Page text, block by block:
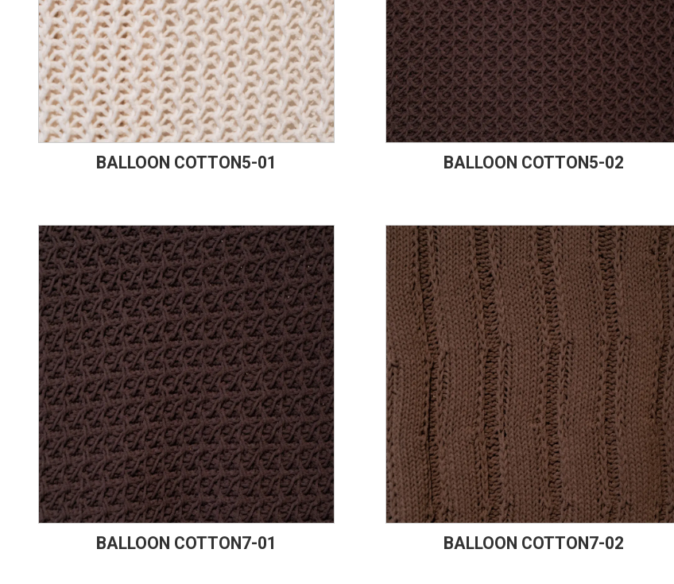
BALLOON COTTON5-01 BALLOON COTTON5-02
BALLOON COTTON7-01 BALLOON COTTON7-02